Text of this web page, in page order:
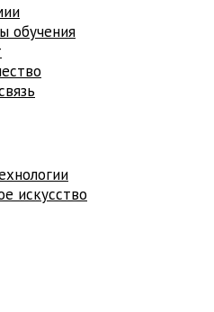
обучения
искусство